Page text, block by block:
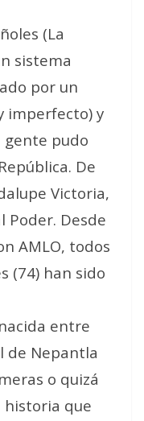
(La
sistema
por un
imperfecto) y
gente pudo
De
Victoria,
Poder. Desde
AMLO, todos
(74) han sido
entre
de Nepantla
o quizá
que